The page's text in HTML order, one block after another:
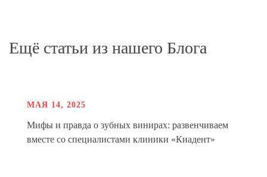
Ещё статьи из нашего Блога
МАЯ 14, 2025
Мифы и правда о зубных винирах: развенчиваем
вместе со специалистами клиники «Киадент»